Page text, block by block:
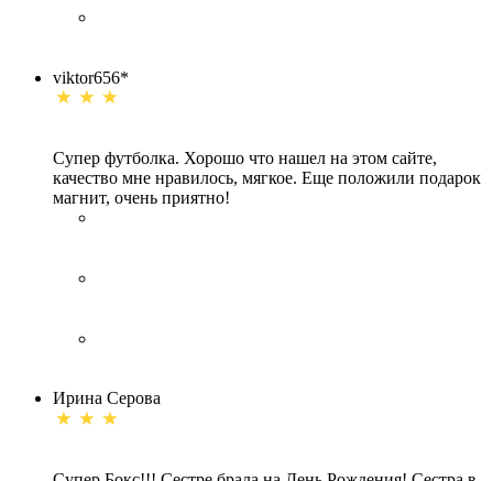
viktor656*
Супер футболка. Хорошо что нашел на этом сайте,
качество мне нравилось, мягкое. Еще положили подарок
магнит, очень приятно!
Ирина Серова